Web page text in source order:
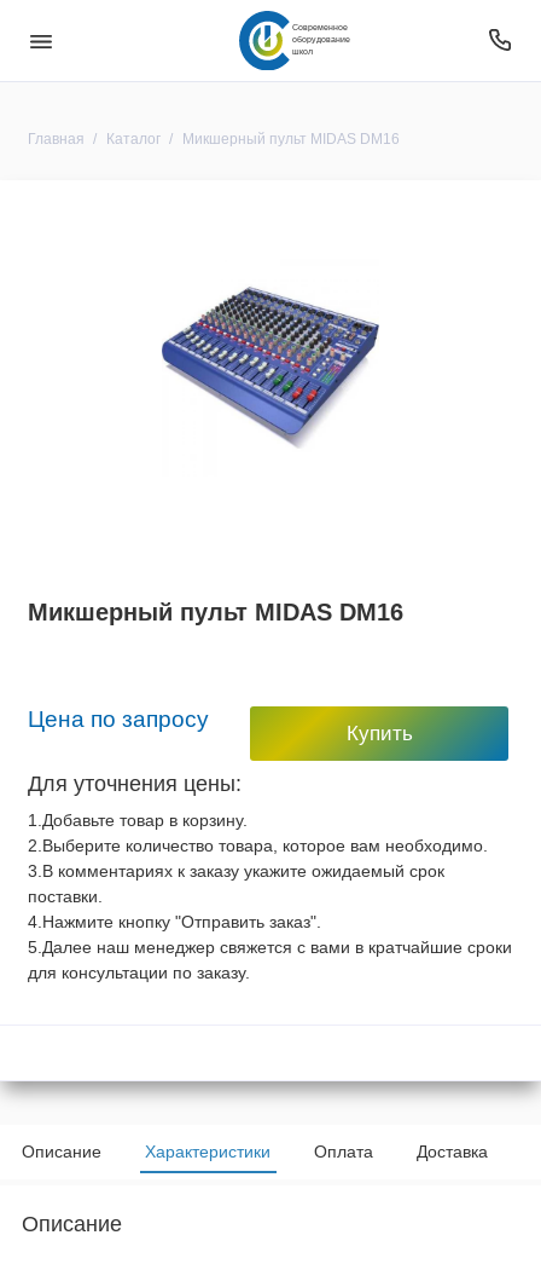
Современное
оборудование
школ
Главная Каталог Микшерный пульт MIDAS DM16
Микшерный пульт MIDAS DM16
Цена по запросу
Купить
Для уточнения цены:
1.Добавьте товар в корзину.
2.Выберите количество товара, которое вам необходимо.
3.В комментариях к заказу укажите ожидаемый срок
поставки.
4.Нажмите кнопку "Отправить заказ".
5.Далее наш менеджер свяжется с вами в кратчайшие сроки
для консультации по заказу.
Описание Характеристики Оплата Доставка
Описание